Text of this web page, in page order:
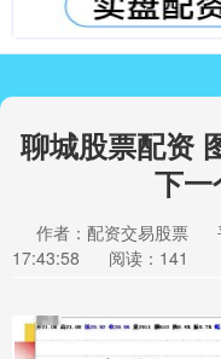
聊城股票配资
下一
作者：配资交易股票
17:43:58
阅读：141